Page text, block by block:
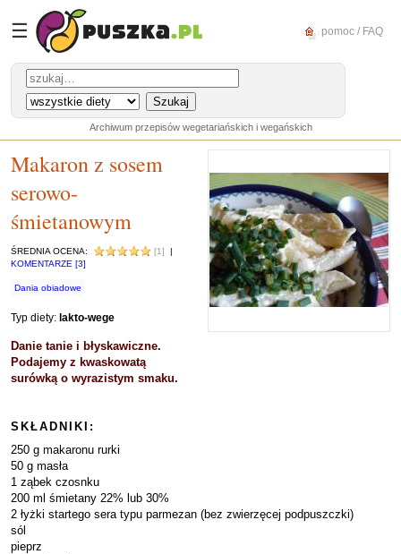
☰ pomoc / FAQ
Archiwum przepisów wegetariańskich i wegańskich
Makaron z sosem
serowo-
śmietanowym
ŚREDNIA OCENA: [1]
|
KOMENTARZE [3]
Dania obiadowe
Typ diety: lakto-wege
Danie tanie i błyskawiczne.
Podajemy z kwaskowatą
surówką o wyrazistym smaku.
SKŁADNIKI:
250 g makaronu rurki
50 g masła
1 ząbek czosnku
200 ml śmietany 22% lub 30%
2 łyżki startego sera typu parmezan (bez zwierzęcej podpuszczki)
sól
pieprz